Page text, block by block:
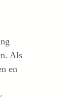
Als
en